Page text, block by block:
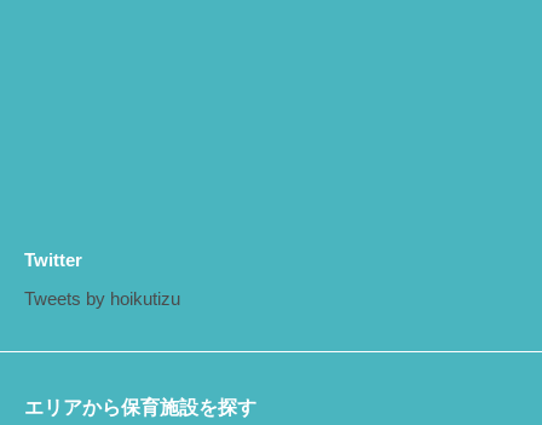
Twitter
Tweets by hoikutizu
エリアから保育施設を探す